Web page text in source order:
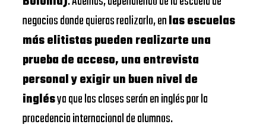
negocios donde quieras realizarlo, enlas escuelas
más elitistas pueden realizarte una
prueba de acceso, una entrevista
personal y exigir un buen nivel de
inglésya que las clases serán en inglés por la
procedencia internacional de alumnos.